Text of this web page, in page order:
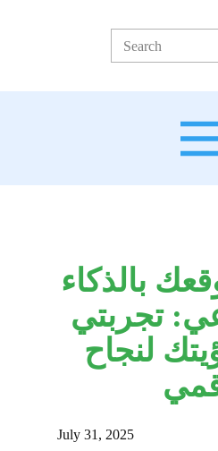
بالذكاء
تجربتي
لنجاح
July 31, 2025